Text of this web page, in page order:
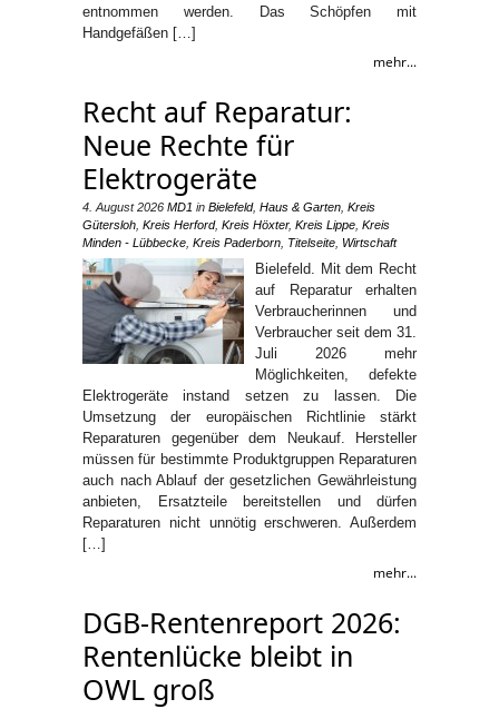
entnommen werden. Das Schöpfen mit
Handgefäßen […]
mehr...
Recht auf Reparatur:
Neue Rechte für
Elektrogeräte
4. August 2026 MD1 in Bielefeld, Haus & Garten Kreis
Gütersloh Kreis Herford, Kreis Höxter, Kreis Lippe Kreis
Minden - Lübbecke Kreis Paderborn Titelseite Wirtschaft
Bielefeld. Mit dem Recht
auf Reparatur erhalten
Verbraucherinnen und
Verbraucher seit dem 31.
Juli 2026 mehr
Möglichkeiten, defekte
Elektrogeräte instand setzen zu lassen. Die
Umsetzung der europäischen Richtlinie stärkt
Reparaturen gegenüber dem Neukauf. Hersteller
müssen für bestimmte Produktgruppen Reparaturen
auch nach Ablauf der gesetzlichen Gewährleistung
anbieten, Ersatzteile bereitstellen und dürfen
Reparaturen nicht unnötig erschweren. Außerdem
[…]
mehr...
DGB-Rentenreport 2026:
Rentenlücke bleibt in
OWL groß